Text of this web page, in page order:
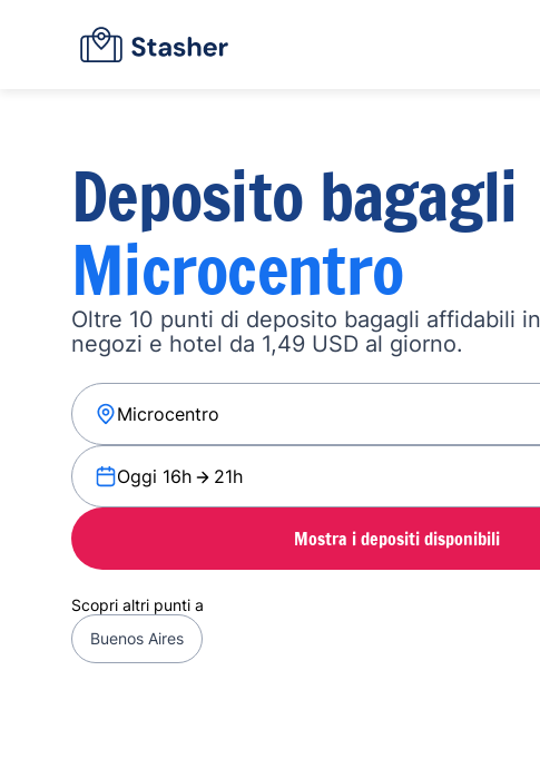
Deposito bagagli
Microcentro
Oltre 10 punti di deposito bagagli affidabili
negozi e hotel da 1,49 USD al giorno.
Oggi 16h 21h
Mostra i depositi disponibili
Scopri altri punti a
Buenos Aires